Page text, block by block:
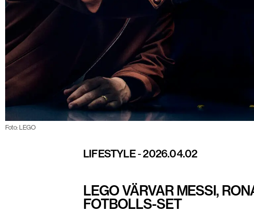
Foto: LEGO
LIFESTYLE-2026.04.02
LEGO VÄRVAR MESSI,
FOTBOLLS-SET